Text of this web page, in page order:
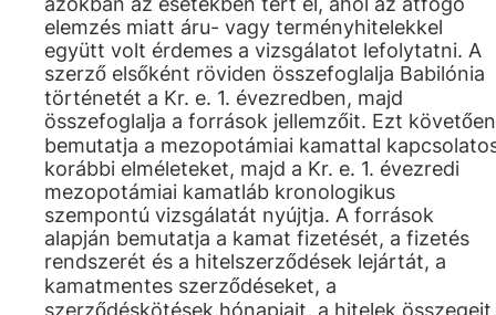
elemzés miatt áru- vagy terményhitelekkel
együtt volt érdemes a vizsgálatot lefolytatni. A
szerző elsőként röviden összefoglalja Babilónia
történetét a Kr. e. 1. évezredben, majd
összefoglalja a források jellemzőit. Ezt követően
bemutatja a mezopotámiai kamattal
korábbi elméleteket, majd a Kr. e. 1. évezredi
mezopotámiai kamatláb kronologikus
szempontú vizsgálatát nyújtja. A források
alapján bemutatja a kamat fizetését, a fizetés
rendszerét és a hitelszerződések lejártát, a
kamatmentes szerződéseket, a
szerződéskötések hónapjait, a hitelek összegeit,